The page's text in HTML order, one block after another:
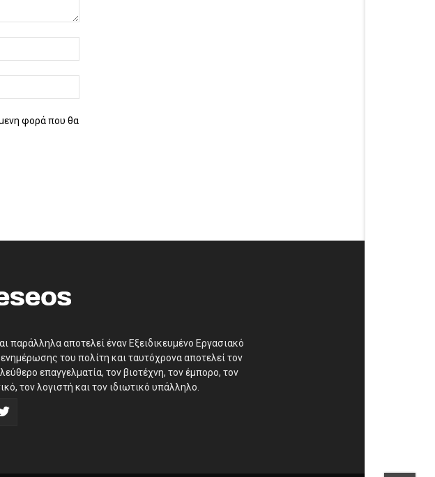
φορά που θα
παράλληλα αποτελεί έναν Εξειδικευμένο Εργασιακό
του πολίτη και ταυτόχρονα αποτελεί τον
επαγγελματία, τον βιοτέχνη, τον έμπορο, τον
τον λογιστή και τον ιδιωτικό υπάλληλο.